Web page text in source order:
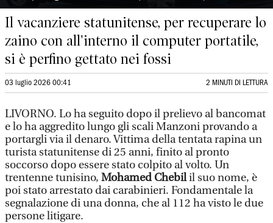
Il vacanziere statunitense, per recuperare lo
zaino con all'interno il computer portatile,
si è perfino gettato nei fossi
03 luglio 2026 00:41 2 MINUTI DI LETTURA
LIVORNO. Lo ha seguito dopo il prelievo al bancomat
e lo ha aggredito lungo gli scali Manzoni provando a
portargli via il denaro. Vittima della tentata rapina un
turista statunitense di 25 anni, finito al pronto
soccorso dopo essere stato colpito al volto. Un
trentenne tunisino, Mohamed Chebilil suo nome, è
poi stato arrestato dai carabinieri. Fondamentale la
segnalazione di una donna, che al 112 ha visto le due
persone litigare.